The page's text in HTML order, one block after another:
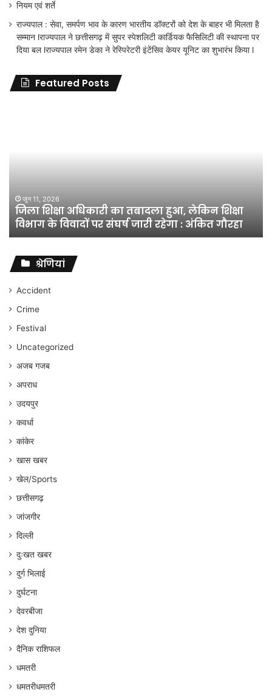
नियम एवं शर्ते
राज्यपाल : सेवा, समर्पण भाव के कारण भारतीय डॉक्टरों को देश के बाहर भी मिलता है
सम्मान lराज्यपाल ने छत्तीसगढ़ में सुपर स्पेशलिटी कार्डियक फैसिलिटी की स्थापना पर
दिया बल lराज्यपाल रमेन डेका ने रेस्पिरेटरी इंटेंसिव केयर यूनिट का शुभारंभ किया l
Featured Posts
शिक्षा
विभाग
विवादों
संघर्ष
जारी
रहेगा
अंकित
गौरहा
जून 11, 2026
जिला शिक्षा अधिकारी का तबादला हुआ, लेकिन शिक्षा
विभाग के विवादों पर संघर्ष जारी रहेगा : अंकित गौरहा
श्रेणियां
Accident
Crime
Festival
Uncategorized
अजब गजब
अपराध
उदयपुर
कवर्धा
कांकेर
खास खबर
खेल/Sports
छत्तीसगढ़
जांजगीर
दिल्ली
दुःखत खबर
दुर्ग भिलाई
दुर्घटना
देवरबीजा
देश दुनिया
दैनिक राशिफल
धमतरी
धमतरीधमतरी